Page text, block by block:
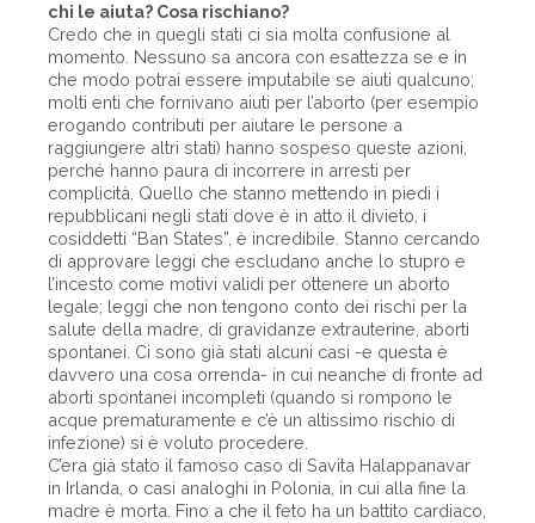
chi le aiuta? Cosa rischiano?
Credo che in quegli stati ci sia molta confusione al
momento. Nessuno sa ancora con esattezza se e in
che modo potrai essere imputabile se aiuti qualcuno;
molti enti che fornivano aiuti per l’aborto (per esempio
erogando contributi per aiutare le persone a
raggiungere altri stati) hanno sospeso queste azioni,
perché hanno paura di incorrere in arresti per
complicità. Quello che stanno mettendo in piedi i
repubblicani negli stati dove è in atto il divieto, i
cosiddetti “Ban States”, è incredibile. Stanno cercando
di approvare leggi che escludano anche lo stupro e
l’incesto come motivi validi per ottenere un aborto
legale; leggi che non tengono conto dei rischi per la
salute della madre, di gravidanze extrauterine, aborti
spontanei. Ci sono già stati alcuni casi -e questa è
davvero una cosa orrenda- in cui neanche di fronte ad
aborti spontanei incompleti (quando si rompono le
acque prematuramente e c’è un altissimo rischio di
infezione) si è voluto procedere.
C’era già stato il famoso caso di Savita Halappanavar
in Irlanda, o casi analoghi in Polonia, in cui alla fine la
madre è morta. Fino a che il feto ha un battito cardiaco,